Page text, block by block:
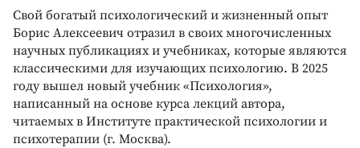
Свой богатый психологический и жизненный опыт
Борис Алексеевич отразил в своих многочисленных
научных публикациях и учебниках, которые являются
классическими для изучающих психологию. В 2025
году вышел новый учебник «Психология»,
написанный на основе курса лекций автора,
читаемых в Институте практической психологии и
психотерапии (г. Москва).